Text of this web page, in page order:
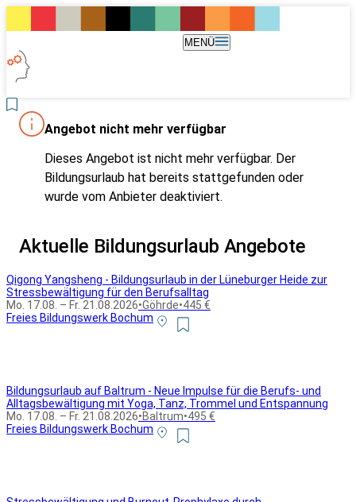
MENÜ
Angebot nicht mehr verfügbar
Dieses Angebot ist nicht mehr verfügbar. Der
Bildungsurlaub hat bereits stattgefunden oder
wurde vom Anbieter deaktiviert.
Aktuelle Bildungsurlaub Angebote
Qigong Yangsheng - Bildungsurlaub in der Lüneburger Heide zur
Stressbewältigung für den Berufsalltag
Mo. 17.08. – Fr. 21.08.2026•Göhrde•445 €
Freies Bildungswerk Bochum
Bildungsurlaub auf Baltrum - Neue Impulse für die Berufs- und
Alltagsbewältigung mit Yoga, Tanz, Trommel und Entspannung
Mo. 17.08. – Fr. 21.08.2026•Baltrum•495 €
Freies Bildungswerk Bochum